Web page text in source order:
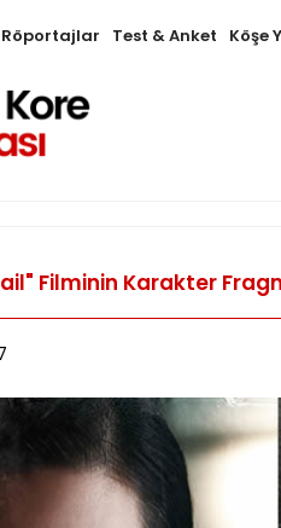
Röportajlar Test & Anket Köşe
Filminin Karakter